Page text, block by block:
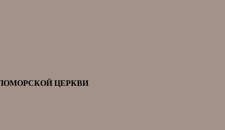
ЦЕРКВИ